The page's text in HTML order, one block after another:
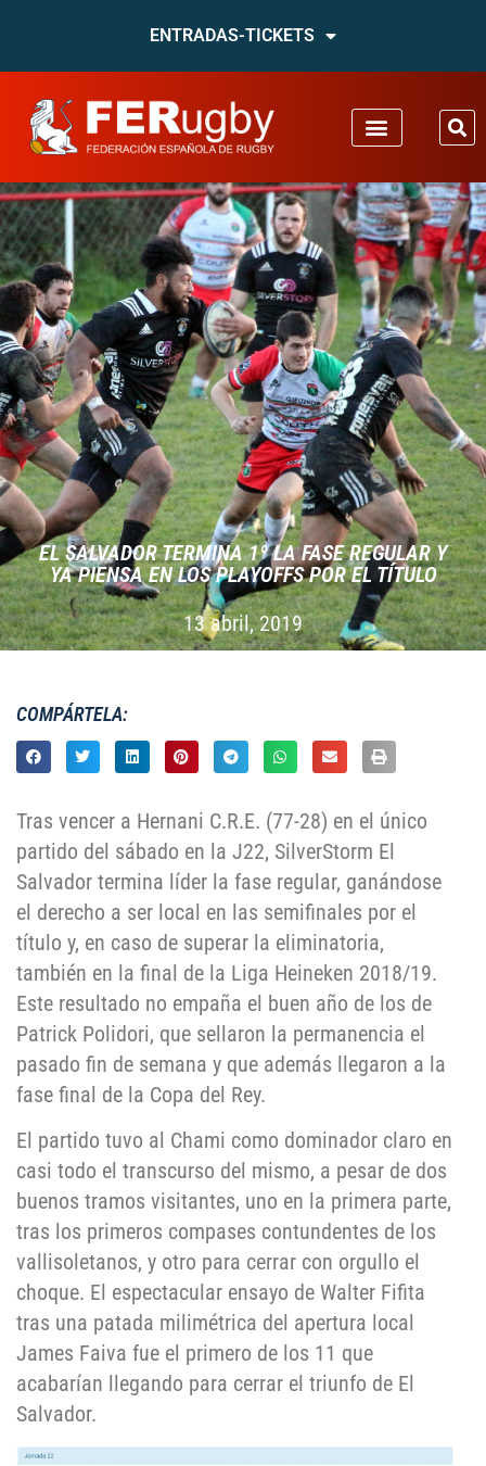
ENTRADAS-TICKETS
EL SALVADOR TERMINA 1º LA FASE REGULAR Y
YA PIENSA EN LOS PLAYOFFS POR EL TÍTULO
13 abril, 2019
COMPÁRTELA:
Tras vencer a Hernani C.R.E. (77-28) en el único
partido del sábado en la J22, SilverStorm El
Salvador termina líder la fase regular, ganándose
el derecho a ser local en las semifinales por el
título y, en caso de superar la eliminatoria,
también en la final de la Liga Heineken 2018/19.
Este resultado no empaña el buen año de los de
Patrick Polidori, que sellaron la permanencia el
pasado fin de semana y que además llegaron a la
fase final de la Copa del Rey.
El partido tuvo al Chami como dominador claro en
casi todo el transcurso del mismo, a pesar de dos
buenos tramos visitantes, uno en la primera parte,
tras los primeros compases contundentes de los
vallisoletanos, y otro para cerrar con orgullo el
choque. El espectacular ensayo de Walter Fifita
tras una patada milimétrica del apertura local
James Faiva fue el primero de los 11 que
acabarían llegando para cerrar el triunfo de El
Salvador.